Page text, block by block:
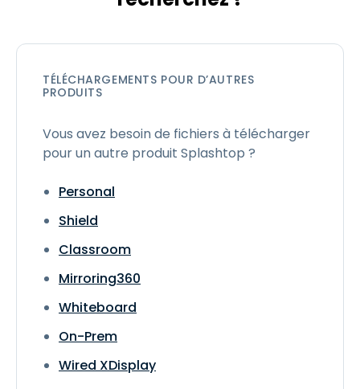
TÉLÉCHARGEMENTS POUR D’AUTRES
PRODUITS
Vous avez besoin de fichiers à télécharger
pour un autre produit Splashtop ?
Personal
Shield
Classroom
Mirroring360
Whiteboard
On-Prem
Wired XDisplay